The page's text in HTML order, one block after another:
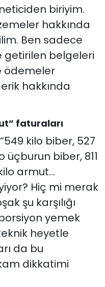
biriyim.
hakkında
Ben sadece
getirilen belgeleri
ödemeler
hakkında
faturaları
kilo biber, 527
üçburun biber, 811
armut…
Hiç mi merak
şu karşılığı
yemek
heyetle
da bu
dikkatimi